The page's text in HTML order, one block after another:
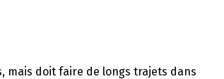
mais doit faire de longs trajets dans